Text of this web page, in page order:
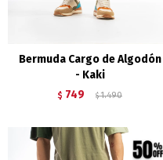
Bermuda Cargo de Algodón
- Kaki
$ 749 $ 1.490